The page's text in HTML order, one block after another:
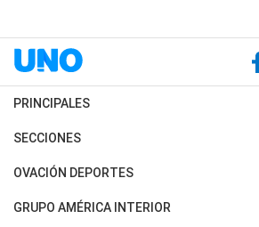
PRINCIPALES
Últimas Noticias
Política
SECCIONES
Horóscopo
Motores
OVACIÓN DEPORTES
Fútbol
GRUPO AMÉRICA INTERIOR